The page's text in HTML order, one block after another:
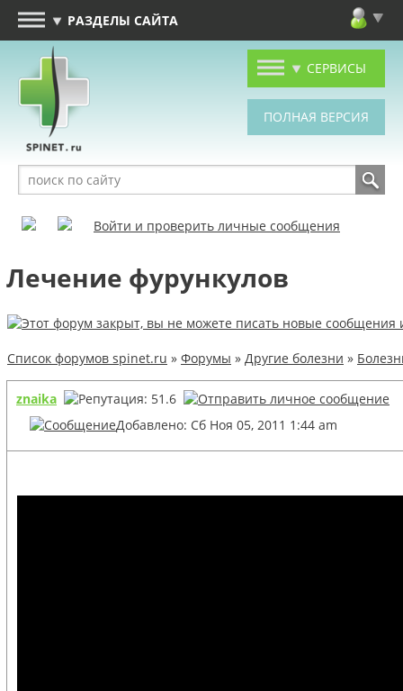
РАЗДЕЛЫ САЙТА
СЕРВИСЫ
Войти и проверить личные сообщения
Лечение фурункулов
Список форумов spinet.ru » Форумы » Другие болезни »
znaika
Добавлено: Сб Ноя 05, 2011 1:44 am